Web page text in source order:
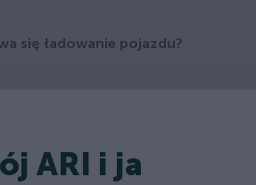
się ładowanie pojazdu?
ARI i ja